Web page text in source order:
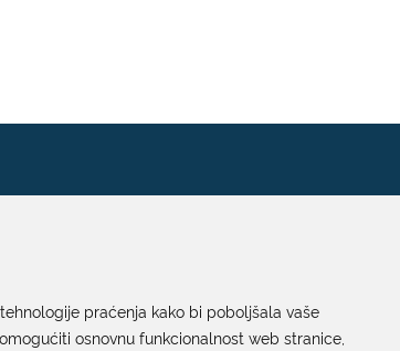
praćenja kako bi poboljšala vaše
omogućiti osnovnu funkcionalnost web stranice
rad sa strankama za sva upravna tijela